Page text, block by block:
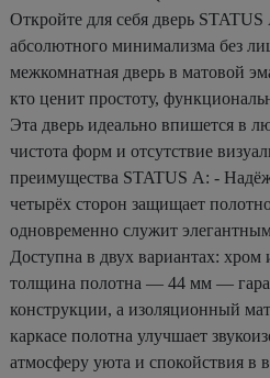
Откройте для себя дверь
абсолютного минимализма без
межкомнатная дверь в матовой
кто ценит простоту,
Эта дверь идеально впишется в
чистота форм и отсутствие
преимущества STATUS А: -
четырёх сторон защищает
одновременно служит
Доступна в двух вариантах:
толщина полотна — 44 мм —
конструкции, а изоляционный
каркасе полотна улучшает
атмосферу уюта и спокойствия в